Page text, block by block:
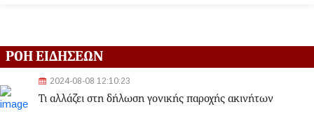
ΡΟΗ ΕΙΔΗΣΕΩΝ
2024-08-08 12:10:23
Τι αλλάζει στη δήλωση γονικής παροχής ακινήτων